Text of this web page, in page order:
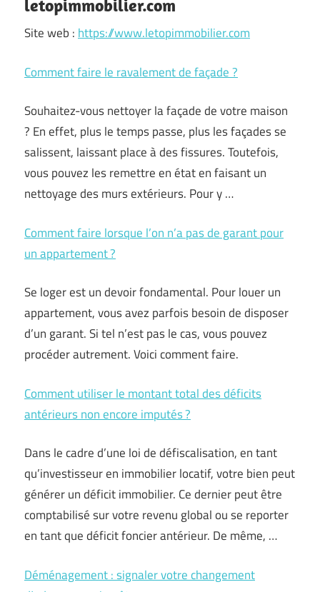
letopimmobilier.com
Site web : https://www.letopimmobilier.com
Comment faire le ravalement de façade ?
Souhaitez-vous nettoyer la façade de votre maison
? En effet, plus le temps passe, plus les façades se
salissent, laissant place à des fissures. Toutefois,
vous pouvez les remettre en état en faisant un
nettoyage des murs extérieurs. Pour y …
Comment faire lorsque l’on n’a pas de garant pour
un appartement ?
Se loger est un devoir fondamental. Pour louer un
appartement, vous avez parfois besoin de disposer
d’un garant. Si tel n’est pas le cas, vous pouvez
procéder autrement. Voici comment faire.
Comment utiliser le montant total des déficits
antérieurs non encore imputés ?
Dans le cadre d’une loi de défiscalisation, en tant
qu’investisseur en immobilier locatif, votre bien peut
générer un déficit immobilier. Ce dernier peut être
comptabilisé sur votre revenu global ou se reporter
en tant que déficit foncier antérieur. De même, …
Déménagement : signaler votre changement